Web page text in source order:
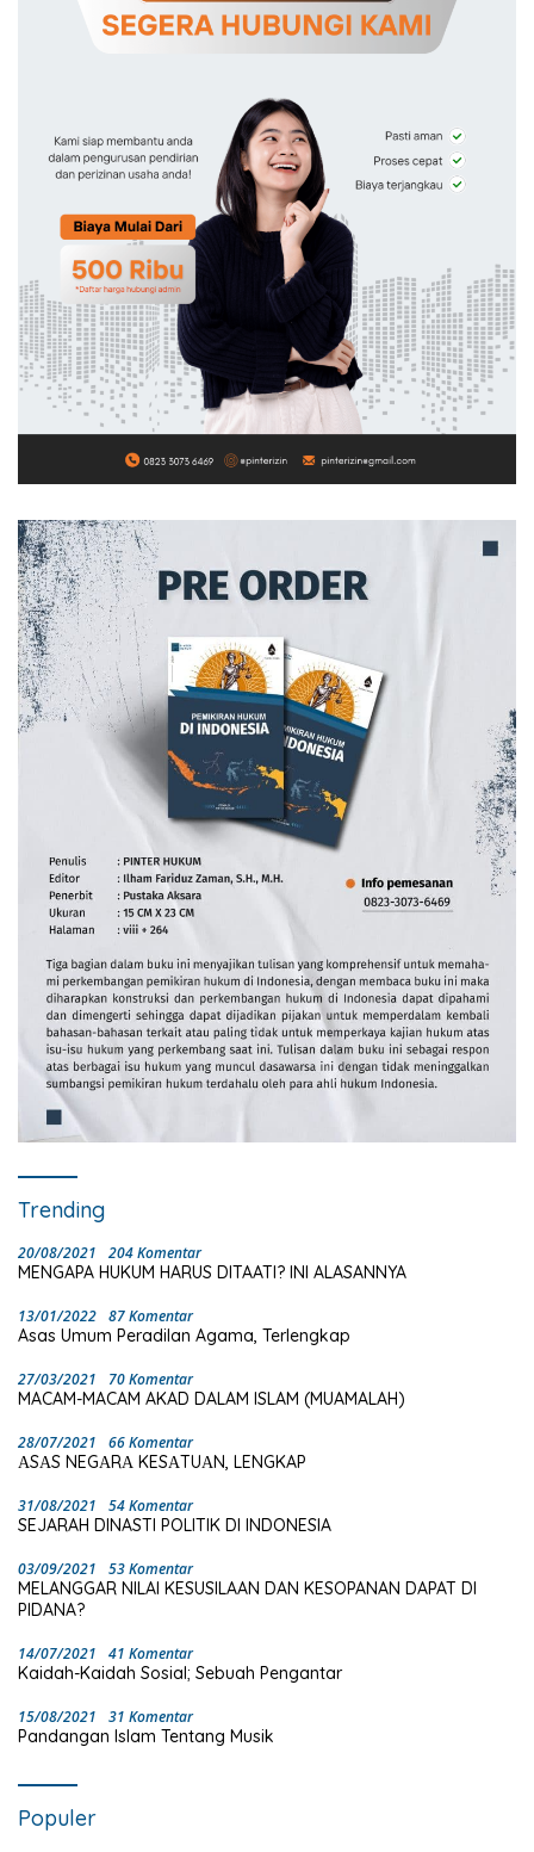
Trending
20/08/2021 204 Komentar
MENGAPA HUKUM HARUS DITAATI? INI ALASANNYA
13/01/2022 87 Komentar
Asas Umum Peradilan Agama, Terlengkap
27/03/2021 70 Komentar
MACAM-MACAM AKAD DALAM ISLAM (MUAMALAH)
28/07/2021 66 Komentar
ΑSΑS NEGΑRΑ KESΑTUΑN, LENGKAP
31/08/2021 54 Komentar
SEJARAH DINASTI POLITIK DI INDONESIA
03/09/2021 53 Komentar
MELANGGAR NILAI KESUSILAAN DAN KESOPANAN DAPAT DI
PIDANA?
14/07/2021 41 Komentar
Kaidah-Kaidah Sosial; Sebuah Pengantar
15/08/2021 31 Komentar
Pandangan Islam Tentang Musik
Populer